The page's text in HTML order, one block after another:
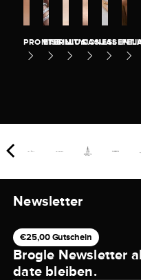
PROMISEETERNITY
ILLUSION
CASUAL
Newsletter
€25,00 Gutschein
Brogle Newsletter
date bleiben.